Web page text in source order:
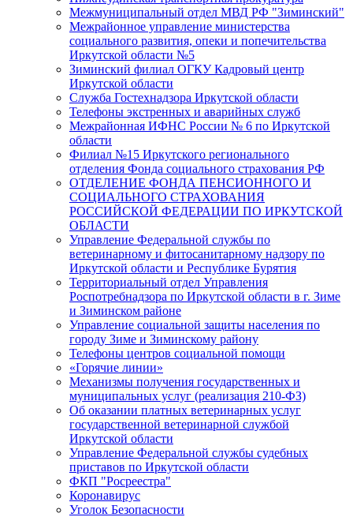
Межмуниципальный отдел МВД РФ "Зиминский"
Межрайонное управление министерства
социального развития, опеки и попечительства
Иркутской области №5
Зиминский филиал ОГКУ Кадровый центр
Иркутской области
Служба Гостехнадзора Иркутской области
Телефоны экстренных и аварийных служб
Межрайонная ИФНС России № 6 по Иркутской
области
Филиал №15 Иркутского регионального
отделения Фонда социального страхования РФ
ОТДЕЛЕНИЕ ФОНДА ПЕНСИОННОГО И
СОЦИАЛЬНОГО СТРАХОВАНИЯ
РОССИЙСКОЙ ФЕДЕРАЦИИ ПО ИРКУТСКОЙ
ОБЛАСТИ
Управление Федеральной службы по
ветеринарному и фитосанитарному надзору по
Иркутской области и Республике Бурятия
Территориальный отдел Управления
Роспотребнадзора по Иркутской области в г. Зиме
и Зиминском районе
Управление социальной защиты населения по
городу Зиме и Зиминскому району
Телефоны центров социальной помощи
«Горячие линии»
Механизмы получения государственных и
муниципальных услуг (реализация 210-ФЗ)
Об оказании платных ветеринарных услуг
государственной ветеринарной службой
Иркутской области
Управление Федеральной службы судебных
приставов по Иркутской области
ФКП "Росреестра"
Коронавирус
Уголок Безопасности